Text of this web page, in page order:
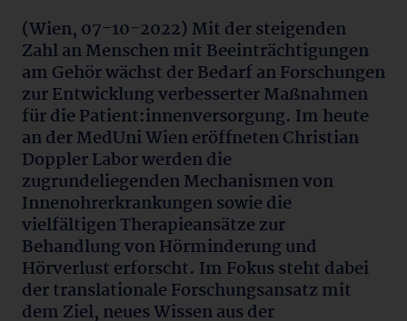
(Wien, 07-10-2022) Mit der steigenden
Zahl an Menschen mit Beeinträchtigungen
am Gehör wächst der Bedarf an Forschungen
zur Entwicklung verbesserter Maßnahmen
für die Patient:innenversorgung. Im heute
an der MedUni Wien eröffneten Christian
Doppler Labor werden die
zugrundeliegenden Mechanismen von
Innenohrerkrankungen sowie die
vielfältigen Therapieansätze zur
Behandlung von Hörminderung und
Hörverlust erforscht. Im Fokus steht dabei
der translationale Forschungsansatz mit
dem Ziel, neues Wissen aus der